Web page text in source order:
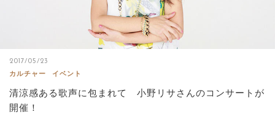
2017/05/23
カルチャー
イベント
清涼感ある歌声に包まれて 小野リサさんのコンサートが
開催！